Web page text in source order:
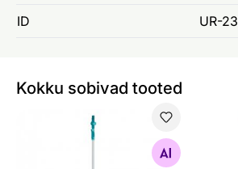
ID UR-
Kokku sobivad tooted
Teleskoopvars Leifheit 110-190 cm